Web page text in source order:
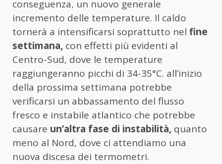
conseguenza, un nuovo generale
incremento delle temperature. Il caldo
tornerà a intensificarsi soprattutto nel fine
settimana, con effetti più evidenti al
Centro-Sud, dove le temperature
raggiungeranno picchi di 34-35°C. all’inizio
della prossima settimana potrebbe
verificarsi un abbassamento del flusso
fresco e instabile atlantico che potrebbe
causare un’altra fase di instabilità, quanto
meno al Nord, dove ci attendiamo una
nuova discesa dei termometri.